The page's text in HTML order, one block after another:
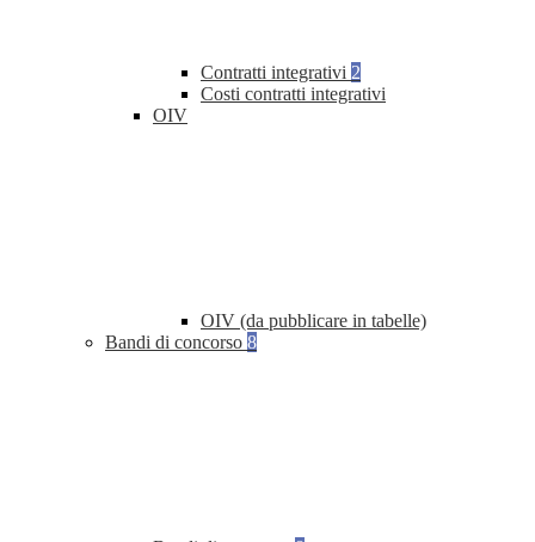
Contratti integrativi 2
Costi contratti integrativi
OIV
OIV (da pubblicare in tabelle)
Bandi di concorso 8